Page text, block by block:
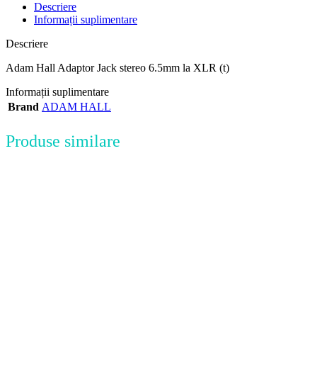
Descriere
Informații suplimentare
Descriere
Adam Hall Adaptor Jack stereo 6.5mm la XLR (t)
Informații suplimentare
Brand ADAM HALL
Produse similare